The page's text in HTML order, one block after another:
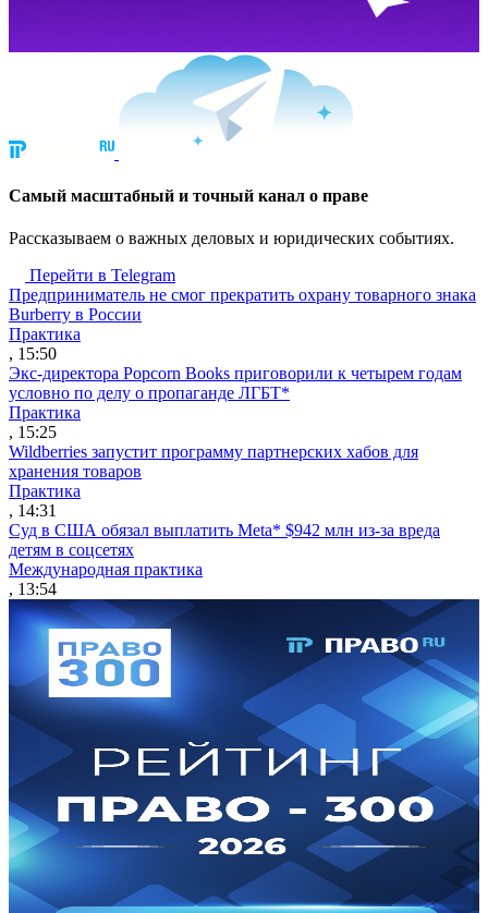
Cамый масштабный и точный канал о праве
Рассказываем о важных деловых и юридических событиях.
Перейти в Telegram
Предприниматель не смог прекратить охрану товарного знака
Burberry в России
Практика
, 15:50
Экс-директора Popcorn Books приговорили к четырем годам
условно по делу о пропаганде ЛГБТ*
Практика
, 15:25
Wildberries запустит программу партнерских хабов для
хранения товаров
Практика
, 14:31
Суд в США обязал выплатить Meta* $942 млн из-за вреда
детям в соцсетях
Международная практика
, 13:54